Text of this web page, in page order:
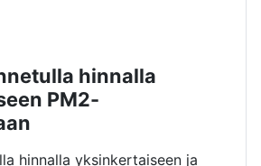
hinnalla
PM2-
hinnalla yksinkertaiseen ja